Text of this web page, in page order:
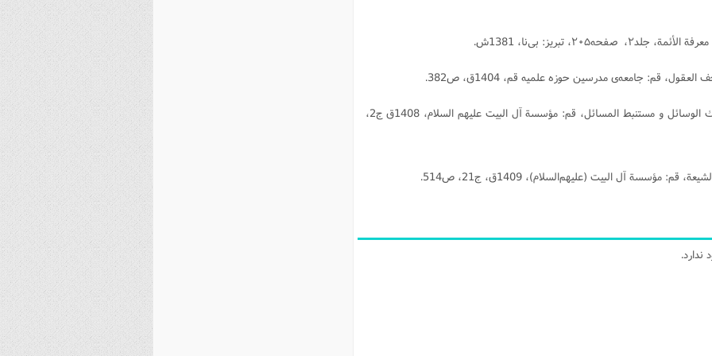
[9] نورى، حسين بن محمد تقى، ‏مستدرك الوسائل و مستنبط المسائل‏، قم‏: مؤسسة آل البيت عليهم السلام‏، 1408ق ج2،